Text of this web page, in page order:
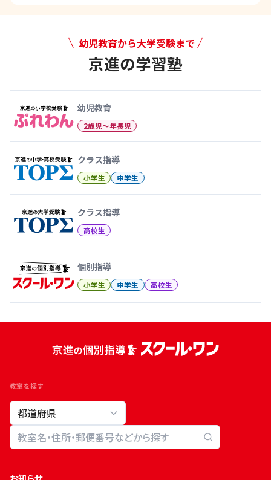
幼児教育から大学受験まで
京進の学習塾
幼児教育
2歳児〜年長児
クラス指導
小学生 中学生
クラス指導
高校生
個別指導
小学生 中学生 高校生
教室を探す
教室検索